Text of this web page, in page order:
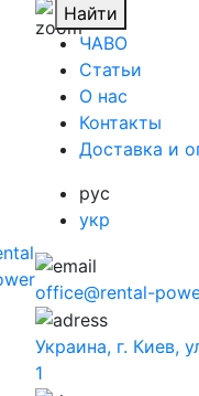
Найти
ЧАВО
Cтатьи
O нас
Контакты
Доставка и
рус
укр
office@rental-
Украина, г. Киев,
1